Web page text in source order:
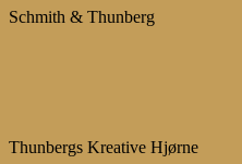
Schmith & Thunberg
Thunbergs Kreative Hjørne